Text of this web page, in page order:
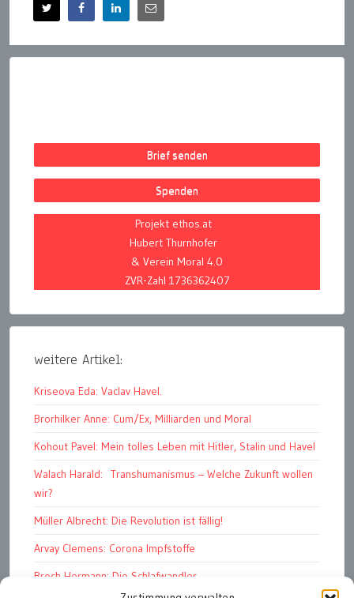
Brief senden
Spenden
Projekt ethos.at
Hubert Thurnhofer
& Verein Moral 4.0
ZVR-Zahl 1736362407
weitere Artikel:
Kriseova Eda: Vaclav Havel.
Brorhilker Anne: Cum/Ex, Milliarden und Moral
Kohout Pavel: Mein tolles Leben mit Hitler, Stalin und Havel
Walach Harald: Transhumanismus – Welche Zukunft wollen
wir?
Müller Albrecht: Die Revolution ist fällig!
Arvay Clemens: Corona Impfstoffe
Broch Hermann: Die Schlafwandler